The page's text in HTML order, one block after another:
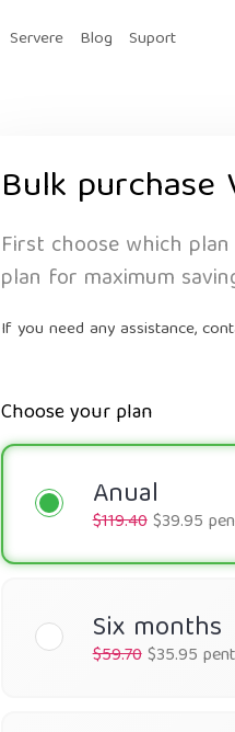
Servere Blog Suport
Bulk purchase
First choose which
plan for maximum
If you need any assistance,
Choose your plan
Anual
$119.40$39.95
Six months
$59.70$35.95